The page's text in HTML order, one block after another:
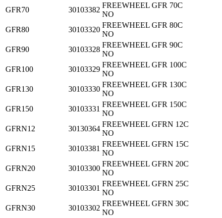
GFR70
30103382
FREEWHEEL GFR 70C
NO
GFR80
30103320
FREEWHEEL GFR 80C
NO
GFR90
30103328
FREEWHEEL GFR 90C
NO
GFR100
30103329
FREEWHEEL GFR 100C
NO
GFR130
30103330
FREEWHEEL GFR 130C
NO
GFR150
30103331
FREEWHEEL GFR 150C
NO
GFRN12
30130364
FREEWHEEL GFRN 12C
NO
GFRN15
30103381
FREEWHEEL GFRN 15C
NO
GFRN20
30103300
FREEWHEEL GFRN 20C
NO
GFRN25
30103301
FREEWHEEL GFRN 25C
NO
GFRN30
30103302
FREEWHEEL GFRN 30C
NO